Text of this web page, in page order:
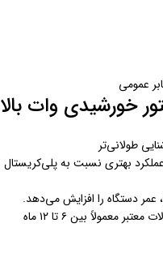
عمومی
خورشیدی وات بالا
طولانی‌تر
بهتری نسبت به پلی‌کریستال
مدت گارانتی و خدمات پس از فروش: محصولات معتبر معمولاً بین ۶ تا ۱۲ ماه